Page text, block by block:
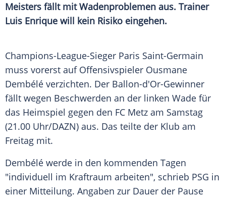
Meisters fällt mit Wadenproblemen aus. Trainer
Luis Enrique will kein Risiko eingehen.
Champions-League-Sieger Paris Saint-Germain
muss vorerst auf Offensivspieler Ousmane
Dembélé verzichten. Der Ballon-d'Or-Gewinner
fällt wegen Beschwerden an der linken Wade für
das Heimspiel gegen den FC Metz am Samstag
(21.00 Uhr/DAZN) aus. Das teilte der Klub am
Freitag mit.
Dembélé werde in den kommenden Tagen
"individuell im Kraftraum arbeiten", schrieb PSG in
einer Mitteilung. Angaben zur Dauer der Pause